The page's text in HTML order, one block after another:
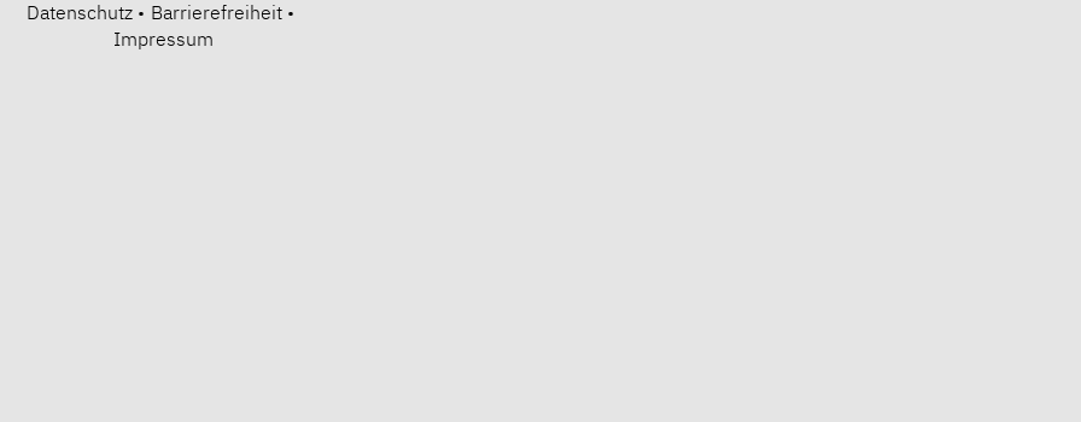
Datenschutz • Barrierefreiheit •
Impressum